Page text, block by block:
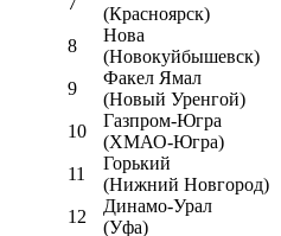
(Красноярск)
8
Нова
(Новокуйбышевск)
9
Факел Ямал
(Новый Уренгой)
10
Газпром-Югра
(ХМАО-Югра)
11
Горький
(Нижний Новгород)
12
Динамо-Урал
(Уфа)